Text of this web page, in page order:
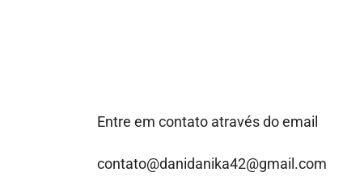
Entre em contato através do email
contato@danidanika42@gmail.com